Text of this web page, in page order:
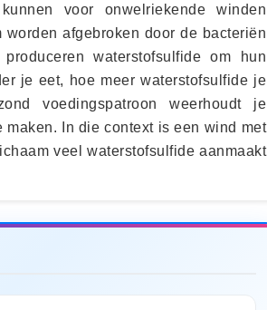
voor onwelriekende winden
afgebroken door de bacteriën
waterstofsulfide om hun
je eet, hoe meer waterstofsulfide je
voedingspatroon weerhoudt je
maken. In die context is een wind met
veel waterstofsulfide aanmaakt